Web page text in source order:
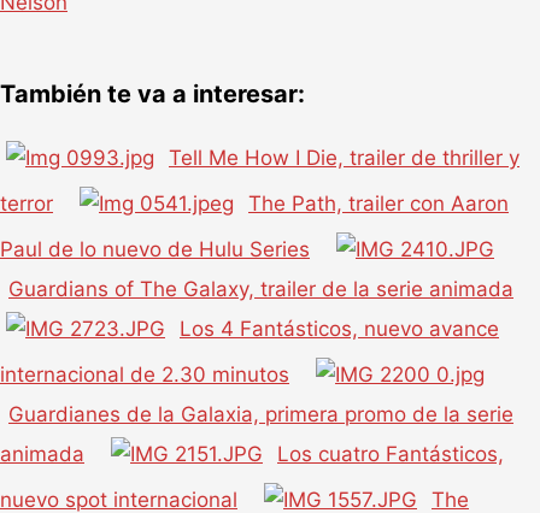
También te va a interesar:
Tell Me How I Die, trailer de thriller y
terror
The Path, trailer con Aaron
Paul de lo nuevo de Hulu Series
Guardians of The Galaxy, trailer de la serie animada
Los 4 Fantásticos, nuevo avance
internacional de 2.30 minutos
Guardianes de la Galaxia, primera promo de la serie
animada
Los cuatro Fantásticos,
nuevo spot internacional
The